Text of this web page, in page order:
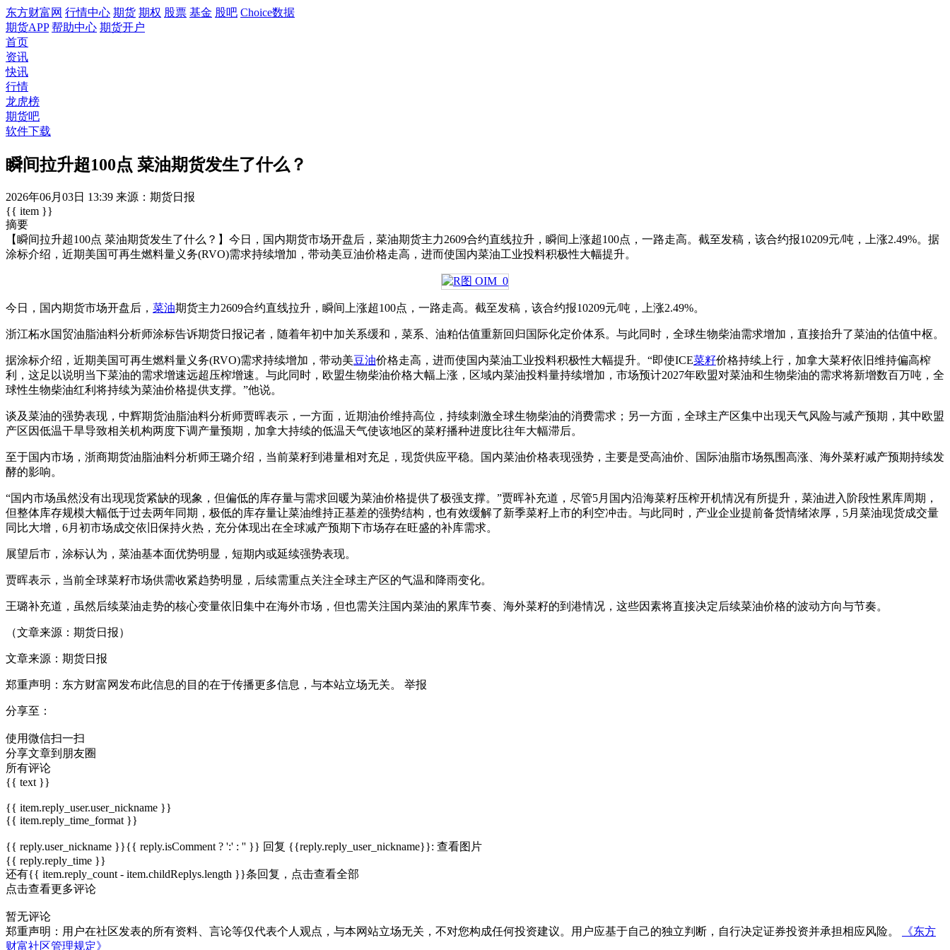
东方财富网 行情中心 期货 期权 股票 基金 股吧 Choice数据
期货APP 帮助中心 期货开户
首页
资讯
快讯
行情
龙虎榜
期货吧
软件下载
瞬间拉升超100点 菜油期货发生了什么？
2026年06月03日 13:39 来源：期货日报
{{ item }}
摘要
【瞬间拉升超100点 菜油期货发生了什么？】今日，国内期货市场开盘后，菜油期货主力2609合约直线拉升，瞬间上涨超100点，一路走高。截至发稿，该合约报10209元/吨，上涨2.49%。据
涂标介绍，近期美国可再生燃料量义务(RVO)需求持续增加，带动美豆油价格走高，进而使国内菜油工业投料积极性大幅提升。
今日，国内期货市场开盘后， 菜油期货主力2609合约直线拉升，瞬间上涨超100点，一路走高。截至发稿，该合约报10209元/吨，上涨2.49%。
浙江柘水国贸油脂油料分析师涂标告诉期货日报记者，随着年初中加关系缓和，菜系、油粕估值重新回归国际化定价体系。与此同时，全球生物柴油需求增加，直接抬升了菜油的估值中枢。
据涂标介绍，近期美国可再生燃料量义务(RVO)需求持续增加，带动美豆油价格走高，进而使国内菜油工业投料积极性大幅提升。“即使ICE菜籽价格持续上行，加拿大菜籽依旧维持偏高榨
利，这足以说明当下菜油的需求增速远超压榨增速。与此同时，欧盟生物柴油价格大幅上涨，区域内菜油投料量持续增加，市场预计2027年欧盟对菜油和生物柴油的需求将新增数百万吨，全
球性生物柴油红利将持续为菜油价格提供支撑。”他说。
谈及菜油的强势表现，中辉期货油脂油料分析师贾晖表示，一方面，近期油价维持高位，持续刺激全球生物柴油的消费需求；另一方面，全球主产区集中出现天气风险与减产预期，其中欧盟
产区因低温干旱导致相关机构两度下调产量预期，加拿大持续的低温天气使该地区的菜籽播种进度比往年大幅滞后。
至于国内市场，浙商期货油脂油料分析师王璐介绍，当前菜籽到港量相对充足，现货供应平稳。国内菜油价格表现强势，主要是受高油价、国际油脂市场氛围高涨、海外菜籽减产预期持续发
酵的影响。
“国内市场虽然没有出现现货紧缺的现象，但偏低的库存量与需求回暖为菜油价格提供了极强支撑。”贾晖补充道，尽管5月国内沿海菜籽压榨开机情况有所提升，菜油进入阶段性累库周期，
但整体库存规模大幅低于过去两年同期，极低的库存量让菜油维持正基差的强势结构，也有效缓解了新季菜籽上市的利空冲击。与此同时，产业企业提前备货情绪浓厚，5月菜油现货成交量
同比大增，6月初市场成交依旧保持火热，充分体现出在全球减产预期下市场存在旺盛的补库需求。
展望后市，涂标认为，菜油基本面优势明显，短期内或延续强势表现。
贾晖表示，当前全球菜籽市场供需收紧趋势明显，后续需重点关注全球主产区的气温和降雨变化。
王璐补充道，虽然后续菜油走势的核心变量依旧集中在海外市场，但也需关注国内菜油的累库节奏、海外菜籽的到港情况，这些因素将直接决定后续菜油价格的波动方向与节奏。
（文章来源：期货日报）
文章来源：期货日报
郑重声明：东方财富网发布此信息的目的在于传播更多信息，与本站立场无关。 举报
分享至：
使用微信扫一扫
分享文章到朋友圈
所有评论
{{ text }}
{{ item.reply_user.user_nickname }}
{{ item.reply_time_format }}
{{ reply.user_nickname }}{{ reply.isComment ? ':' : '' }} 回复 {{reply.reply_user_nickname}}: 查看图片
{{ reply.reply_time }}
还有{{ item.reply_count - item.childReplys.length }}条回复， 点击查看全部
点击查看更多评论
暂无评论
郑重声明：用户在社区发表的所有资料、言论等仅代表个人观点，与本网站立场无关，不对您构成任何投资建议。用户应基于自己的独立判断，自行决定证券投资并承担相应风险。
《东方
财富社区管理规定》